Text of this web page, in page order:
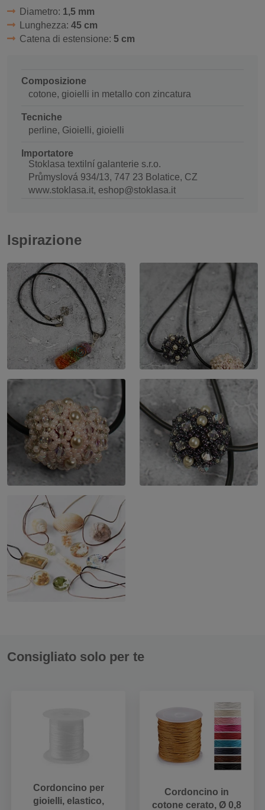
Diametro: 1,5 mm
Lunghezza: 45 cm
Catena di estensione: 5 cm
Composizione
cotone, gioielli in metallo con zincatura
Tecniche
perline, Gioielli, gioielli
Importatore
Stoklasa textilní galanterie s.r.o.
Průmyslová 934/13, 747 23 Bolatice, CZ
www.stoklasa.it, eshop@stoklasa.it
Ispirazione
Consigliato solo per te
Cordoncino per
gioielli, elastico,
Cordoncino in
cotone cerato, Ø 0,8